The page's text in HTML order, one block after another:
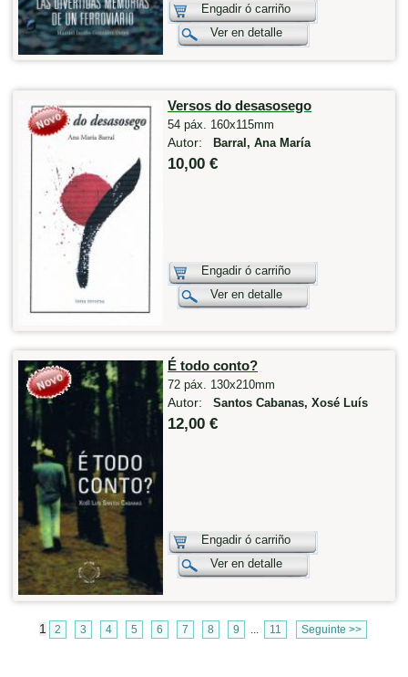
Engadir ó carriño
Ver en detalle
Versos do desasosego
54 páx. 160x115mm
Autor: Barral, Ana María
10,00 €
Engadir ó carriño
Ver en detalle
É todo conto?
72 páx. 130x210mm
Autor: Santos Cabanas, Xosé Luís
12,00 €
Engadir ó carriño
Ver en detalle
1 2 3 4 5 6 7 8 9 11 Seguinte >>